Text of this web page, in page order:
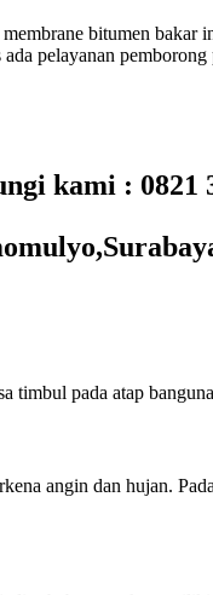
bitumen bakar
pelayanan
kami : 0821
timbul pada atap
angin dan hujan.